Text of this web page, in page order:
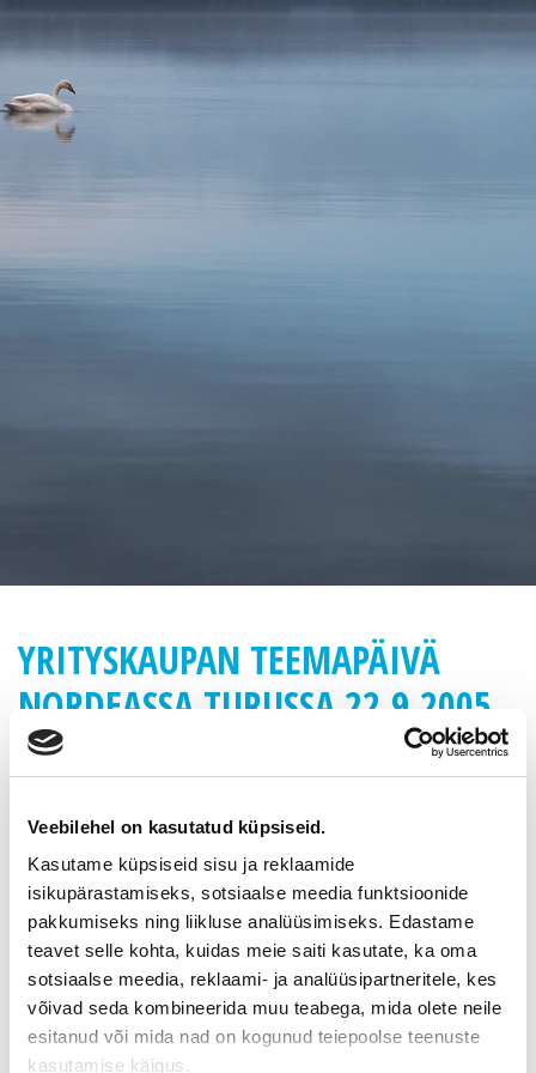
Veebilehel on kasutatud küpsiseid.
Kasutame küpsiseid sisu ja reklaamide
isikupärastamiseks, sotsiaalse meedia funktsioonide
pakkumiseks ning liikluse analüüsimiseks. Edastame
teavet selle kohta, kuidas meie saiti kasutate, ka oma
sotsiaalse meedia, reklaami- ja analüüsipartneritele, kes
võivad seda kombineerida muu teabega, mida olete neile
esitanud või mida nad on kogunud teiepoolse teenuste
kasutamise käigus.
YRITYSKAUPAN TEEMAPÄIVÄ
NORDEASSA TURUSSA 22.9.2005
Yrityskaupan teemapäivä- ja ilta on tarkoitettu yrityksen
yrittäjille.
Päivän aikana on Nordean Kauppiaskadun Yrityspisteessä
mahdollisuus tavata omistajavaihdosten asiantuntijoita
Nordean lisäksi Suomen Yrityskaupoista. Yrityskauppapäivä
alkaa kello 10.00 ja päättyy 16.30. Asiantuntijat ovat kokoajan
paikalla eikä aikaa tapaamiselle tarvitse varata. Poikkea
keskustelemaan luottamuksella omistajavaihdoksiin liittyvistä
asioista !